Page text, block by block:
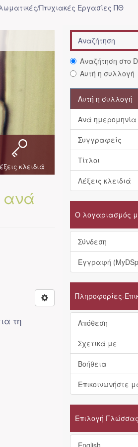
Πτυχιακές Εργασίες ΠΘ
κλειδιά
ανά
τη
Αναζήτηση στο
Αυτή η συλλογή
Αυτή η συλλογή
Ανά ημερομηνία
Συγγραφείς
Τίτλοι
Λέξεις κλειδιά
Ο λογαριασμός
Σύνδεση
Εγγραφή
Πληροφορίες-
Απόθεση
Σχετικά με
Βοήθεια
Επικοινωνήστε
Επιλογή Γλώσσας
English